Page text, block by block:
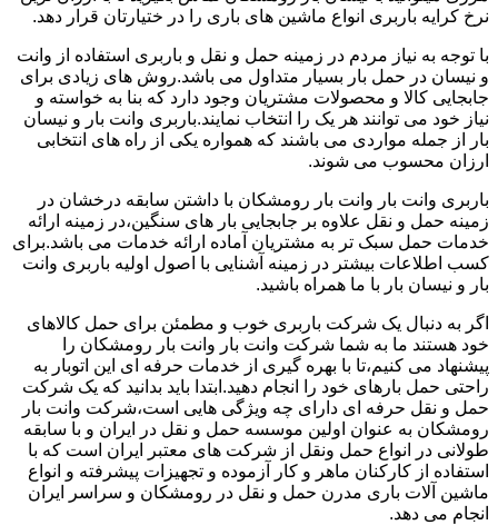
نرخ کرایه باربری انواع ماشین های باری را در ختیارتان قرار دهد.
با توجه به نیاز مردم در زمینه حمل و نقل و باربری استفاده از وانت
و نیسان در حمل بار بسیار متداول می باشد.روش های زیادی برای
جابجایی کالا و محصولات مشتریان وجود دارد که بنا به خواسته و
نیاز خود می توانند هر یک را انتخاب نمایند.باربری وانت بار و نیسان
بار از جمله مواردی می باشند که همواره یکی از راه های انتخابی
ارزان محسوب می شوند.
باربری وانت بار وانت بار رومشکان با داشتن سابقه درخشان در
زمینه حمل و نقل علاوه بر جابجایی بار های سنگین،در زمینه ارائه
خدمات حمل سبک تر به مشتریان آماده ارائه خدمات می باشد.برای
کسب اطلاعات بیشتر در زمینه آشنایی با اصول اولیه باربری وانت
بار و نیسان بار با ما همراه باشید.
اگر به دنبال یک شرکت باربری خوب و مطمئن برای حمل کالاهای
خود هستند ما به شما شرکت وانت بار وانت بار رومشکان را
پیشنهاد می کنیم،تا با بهره گیری از خدمات حرفه ای این اتوبار به
راحتی حمل بارهای خود را انجام دهید.ابتدا باید بدانید که یک شرکت
حمل و نقل حرفه ای دارای چه ویژگی هایی است،شرکت وانت بار
رومشکان به عنوان اولین موسسه حمل و نقل در ایران و با سابقه
طولانی در انواع حمل ونقل از شرکت های معتبر ایران است که با
استفاده از کارکنان ماهر و کار آزموده و تجهیزات پیشرفته و انواع
ماشین آلات باری مدرن حمل و نقل در رومشکان و سراسر ایران
انجام می دهد.